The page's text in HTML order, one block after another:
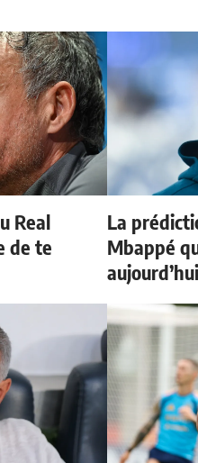
Real
de te
La
Mbappé
aujourd’hui